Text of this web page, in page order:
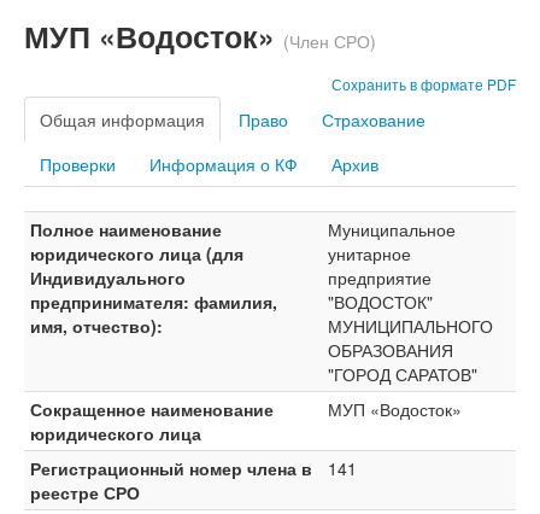
МУП «Водосток» (Член СРО)
Сохранить в формате PDF
Общая информация Право
Страхование
Проверки
Информация о КФ Архив
Полное наименование
юридического лица (для
Индивидуального
предпринимателя: фамилия,
имя, отчество):
Муниципальное
унитарное
предприятие
"ВОДОСТОК"
МУНИЦИПАЛЬНОГО
ОБРАЗОВАНИЯ
"ГОРОД САРАТОВ"
Сокращенное наименование
юридического лица
МУП «Водосток»
Регистрационный номер члена в
реестре СРО
141